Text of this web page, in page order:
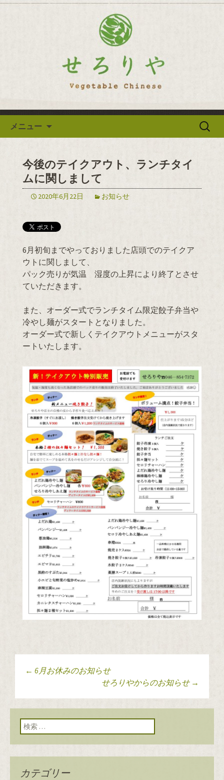
逗子の野菜を使った創作中華
「せろりや」のブログ
逗子の野菜を使った創作中華「せろり
メニュー
検
今後のテイクアウト、ランチタイ
ムに関しまして
2020年6月22日 お知らせ
6月初旬までやっておりました店頭でのテイクア
ウトに関しまして、
パック売りが気温 湿度の上昇により終了とさせ
ていただきます。
また、オーダー式でランチタイム限定餃子弁当や
冷やし麺がスタートとなりました。
オーダー式で新しくテイクアウトメニューがスタ
ートいたします。
投稿ナビゲーショ
ン
← 6月お休みのお知らせ
せろりやからのお知らせ →
検索:
カテゴリー